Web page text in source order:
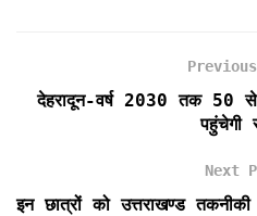
i
e
n
d
l
देहरादून-वर्ष 2030 तक 50
पहुंचेगी
Next
इन छात्रों को उत्तराखण्ड तकनीकी